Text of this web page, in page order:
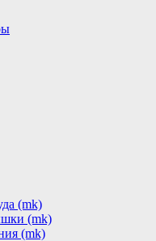
(mk)
(mk)
(mk)